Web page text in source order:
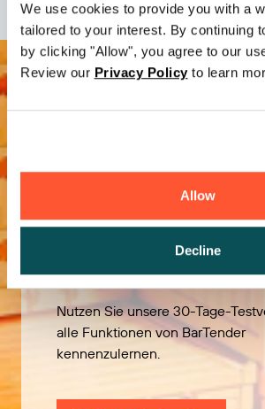
We use cookies to provide you with a
tailored to your interest. By continuing
by clicking "Allow", you agree to our
Review our Privacy Policy to learn
Allow
Decline
Kostenlos
ausprobieren
Nutzen Sie unsere 30-Tage-
alle Funktionen von BarTender
kennenzulernen.